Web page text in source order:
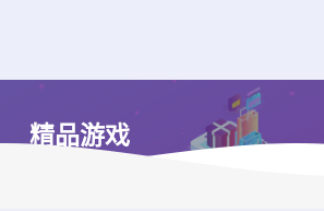
精品游戏